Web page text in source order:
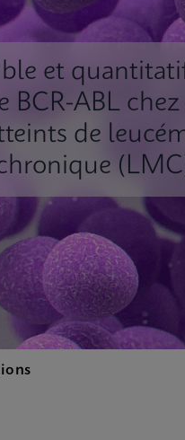
et
BCR-ABL chez
de